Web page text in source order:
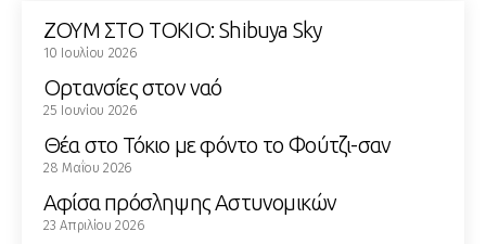
ΖΟΥΜ ΣΤΟ ΤΟΚΙΟ: Shibuya Sky
10 Ιουλίου 2026
Ορτανσίες στον ναό
25 Ιουνίου 2026
Θέα στο Τόκιο με φόντο το Φούτζι-σαν
28 Μαΐου 2026
Αφίσα πρόσληψης Αστυνομικών
23 Απριλίου 2026